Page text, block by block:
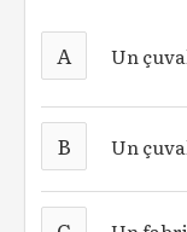
A Un
B Un